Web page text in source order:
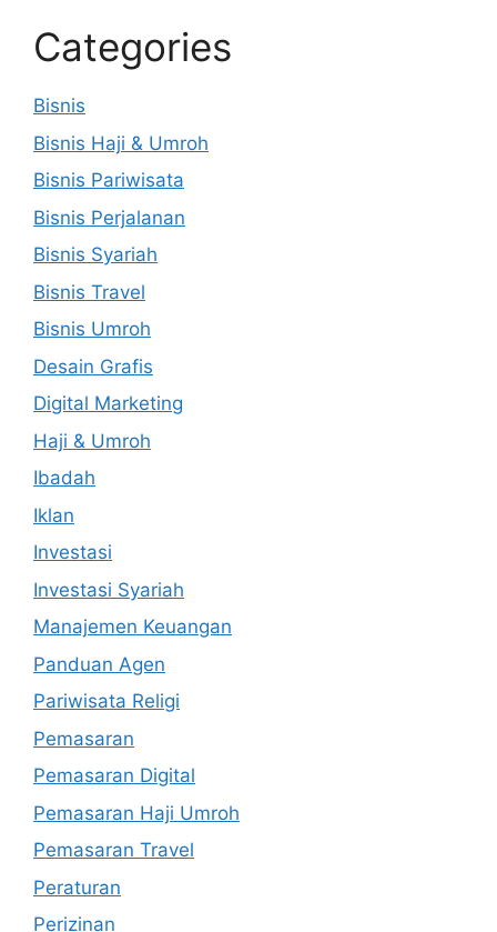
Categories
Bisnis
Bisnis Haji & Umroh
Bisnis Pariwisata
Bisnis Perjalanan
Bisnis Syariah
Bisnis Travel
Bisnis Umroh
Desain Grafis
Digital Marketing
Haji & Umroh
Ibadah
Iklan
Investasi
Investasi Syariah
Manajemen Keuangan
Panduan Agen
Pariwisata Religi
Pemasaran
Pemasaran Digital
Pemasaran Haji Umroh
Pemasaran Travel
Peraturan
Perizinan